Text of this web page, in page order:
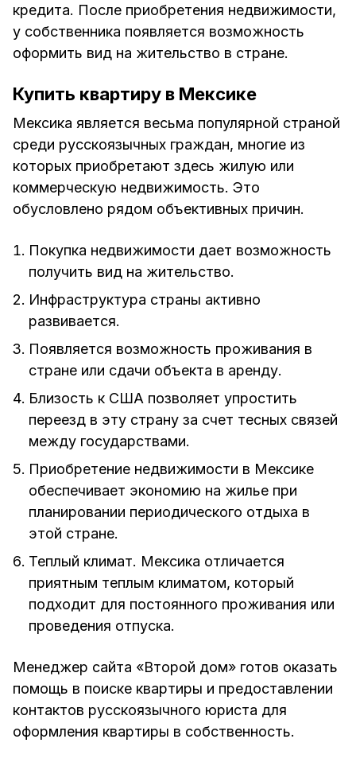
кредита. После приобретения недвижимости,
у собственника появляется возможность
оформить вид на жительство в стране.
Купить квартиру в Мексике
Мексика является весьма популярной страной
среди русскоязычных граждан, многие из
которых приобретают здесь жилую или
коммерческую недвижимость. Это
обусловлено рядом объективных причин.
Покупка недвижимости дает возможность
получить вид на жительство.
Инфраструктура страны активно
развивается.
Появляется возможность проживания в
стране или сдачи объекта в аренду.
Близость к США позволяет упростить
переезд в эту страну за счет тесных связей
между государствами.
Приобретение недвижимости в Мексике
обеспечивает экономию на жилье при
планировании периодического отдыха в
этой стране.
Теплый климат. Мексика отличается
приятным теплым климатом, который
подходит для постоянного проживания или
проведения отпуска.
Менеджер сайта «Второй дом» готов оказать
помощь в поиске квартиры и предоставлении
контактов русскоязычного юриста для
оформления квартиры в собственность.